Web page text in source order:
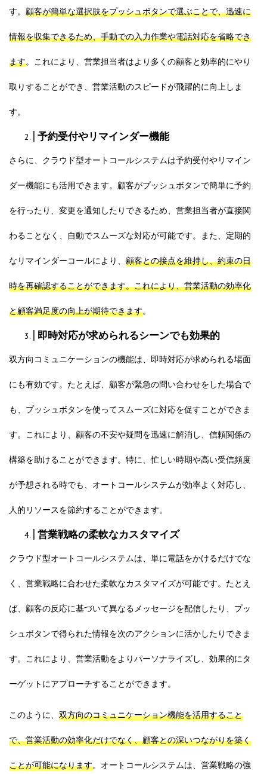
す。 顧客が簡単な選択肢をプッシュボタンで選ぶことで、迅速に
情報を収集できるため、手動での入力作業や電話対応を省略でき
ます。これにより、営業担当者はより多くの顧客と効率的にやり
取りすることができ、営業活動のスピードが飛躍的に向上しま
す。
予約受付やリマインダー機能
さらに、クラウド型オートコールシステムは予約受付やリマイン
ダー機能にも活用できます。顧客がプッシュボタンで簡単に予約
を行ったり、変更を通知したりできるため、営業担当者が直接関
わることなく、自動でスムーズな対応が可能です。また、定期的
なリマインダーコールにより、 顧客との接点を維持し、約束の日
時を再確認することができます。これにより、営業活動の効率化
と顧客満足度の向上が期待できます。
即時対応が求められるシーンでも効果的
双方向コミュニケーションの機能は、即時対応が求められる場面
にも有効です。たとえば、顧客が緊急の問い合わせをした場合で
も、プッシュボタンを使ってスムーズに対応を促すことができま
す。これにより、顧客の不安や疑問を迅速に解消し、信頼関係の
構築を助けることができます。特に、忙しい時期や高い受信頻度
が予想される時でも、オートコールシステムが効率よく対応し、
人的リソースを節約することができます。
営業戦略の柔軟なカスタマイズ
クラウド型オートコールシステムは、単に電話をかけるだけでな
く、営業戦略に合わせた柔軟なカスタマイズが可能です。たとえ
ば、顧客の反応に基づいて異なるメッセージを配信したり、プッ
シュボタンで得られた情報を次のアクションに活かしたりできま
す。これにより、営業活動をよりパーソナライズし、効果的にタ
ーゲットにアプローチすることができます。
このように、 双方向のコミュニケーション機能を活用すること
で、営業活動の効率化だけでなく、顧客との深いつながりを築く
ことが可能になります。オートコールシステムは、営業戦略の強